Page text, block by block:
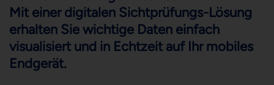
Mit einer digitalen Sichtprüfungs-Lösung
erhalten Sie wichtige Daten einfach
visualisiert und in Echtzeit auf Ihr mobiles
Endgerät.